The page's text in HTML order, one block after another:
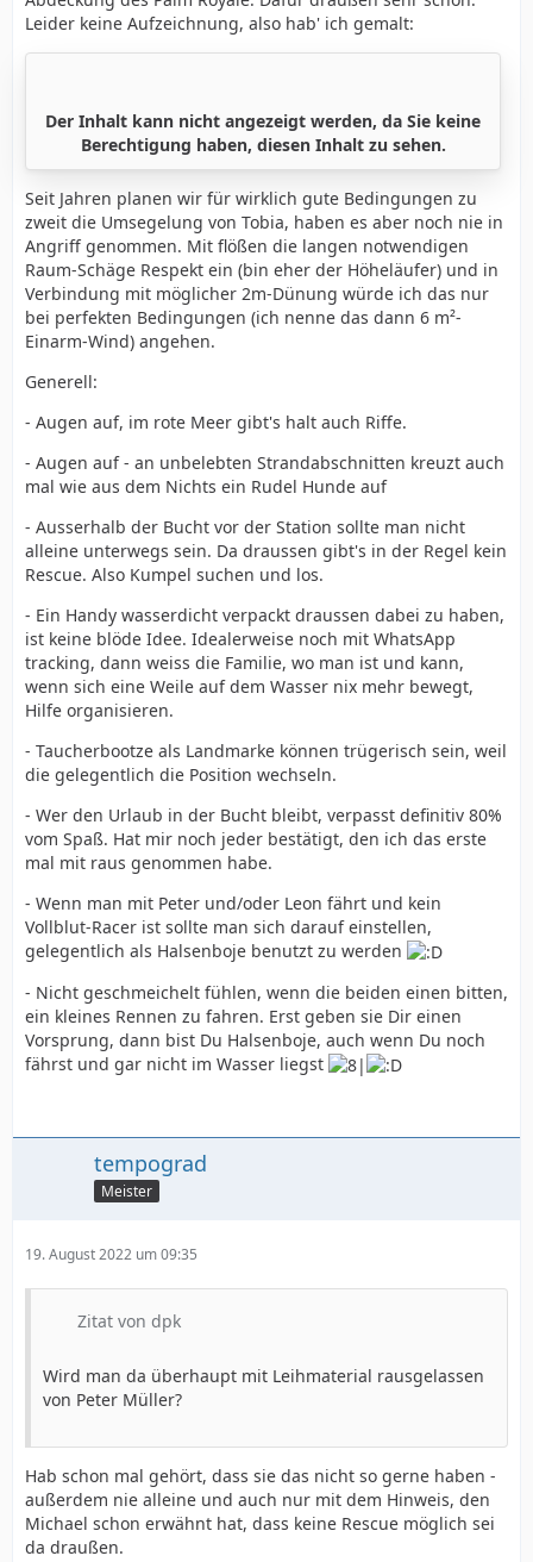
Leider keine Aufzeichnung, also hab' ich gemalt:
Der Inhalt kann nicht angezeigt werden, da Sie keine
Berechtigung haben, diesen Inhalt zu sehen.
Seit Jahren planen wir für wirklich gute Bedingungen zu
zweit die Umsegelung von Tobia, haben es aber noch nie in
Angriff genommen. Mit flößen die langen notwendigen
Raum-Schäge Respekt ein (bin eher der Höheläufer) und in
Verbindung mit möglicher 2m-Dünung würde ich das nur
bei perfekten Bedingungen (ich nenne das dann 6 m²-
Einarm-Wind) angehen.
Generell:
- Augen auf, im rote Meer gibt's halt auch Riffe.
- Augen auf - an unbelebten Strandabschnitten kreuzt auch
mal wie aus dem Nichts ein Rudel Hunde auf
- Ausserhalb der Bucht vor der Station sollte man nicht
alleine unterwegs sein. Da draussen gibt's in der Regel kein
Rescue. Also Kumpel suchen und los.
- Ein Handy wasserdicht verpackt draussen dabei zu haben,
ist keine blöde Idee. Idealerweise noch mit WhatsApp
tracking, dann weiss die Familie, wo man ist und kann,
wenn sich eine Weile auf dem Wasser nix mehr bewegt,
Hilfe organisieren.
- Taucherbootze als Landmarke können trügerisch sein, weil
die gelegentlich die Position wechseln.
- Wer den Urlaub in der Bucht bleibt, verpasst definitiv 80%
vom Spaß. Hat mir noch jeder bestätigt, den ich das erste
mal mit raus genommen habe.
- Wenn man mit Peter und/oder Leon fährt und kein
Vollblut-Racer ist sollte man sich darauf einstellen,
gelegentlich als Halsenboje benutzt zu werden
- Nicht geschmeichelt fühlen, wenn die beiden einen bitten,
ein kleines Rennen zu fahren. Erst geben sie Dir einen
Vorsprung, dann bist Du Halsenboje, auch wenn Du noch
fährst und gar nicht im Wasser liegst
tempograd
Meister
19. August 2022 um 09:35
Zitat von dpk
Wird man da überhaupt mit Leihmaterial rausgelassen
von Peter Müller?
Hab schon mal gehört, dass sie das nicht so gerne haben -
außerdem nie alleine und auch nur mit dem Hinweis, den
Michael schon erwähnt hat, dass keine Rescue möglich sei
da draußen.